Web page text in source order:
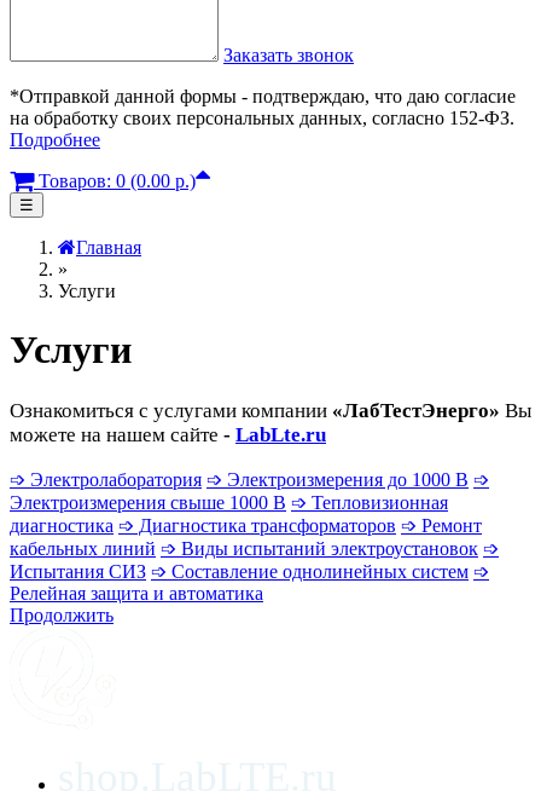
Заказать звонок
*Отправкой данной формы - подтверждаю, что даю согласие
на обработку своих персональных данных, согласно 152-ФЗ.
Подробнее
Товаров: 0 (0.00 р.)
☰
Главная
»
Услуги
Услуги
Ознакомиться с услугами компании «ЛабТестЭнерго» Вы
можете на нашем сайте - LabLte.ru
➩ Электролаборатория ➩ Электроизмерения до 1000 В ➩
Электроизмерения свыше 1000 В ➩ Тепловизионная
диагностика ➩ Диагностика трансформаторов ➩ Ремонт
кабельных линий ➩ Виды испытаний электроустановок ➩
Испытания СИЗ ➩ Составление однолинейных систем ➩
Релейная защита и автоматика
Продолжить